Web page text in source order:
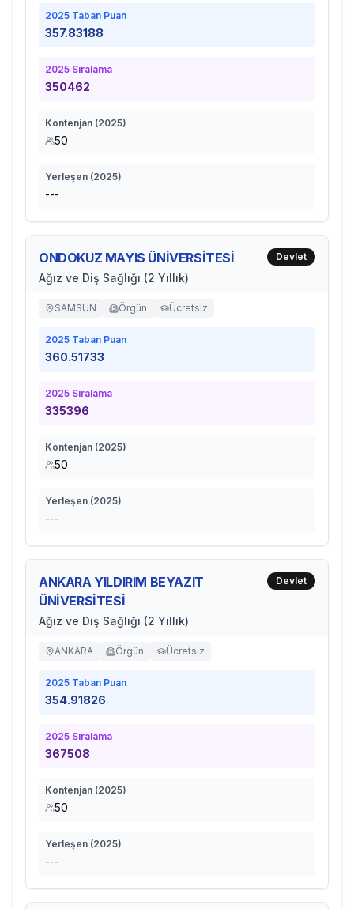
2025 Taban Puan
357.83188
2025 Sıralama
350462
Kontenjan (2025)
50
Yerleşen (2025)
---
ONDOKUZ MAYIS ÜNİVERSİTESİ
Ağız ve Diş Sağlığı (2 Yıllık)
Devlet
SAMSUN Örgün Ücretsiz
2025 Taban Puan
360.51733
2025 Sıralama
335396
Kontenjan (2025)
50
Yerleşen (2025)
---
ANKARA YILDIRIM BEYAZIT
ÜNİVERSİTESİ
Ağız ve Diş Sağlığı (2 Yıllık)
Devlet
ANKARA Örgün Ücretsiz
2025 Taban Puan
354.91826
2025 Sıralama
367508
Kontenjan (2025)
50
Yerleşen (2025)
---